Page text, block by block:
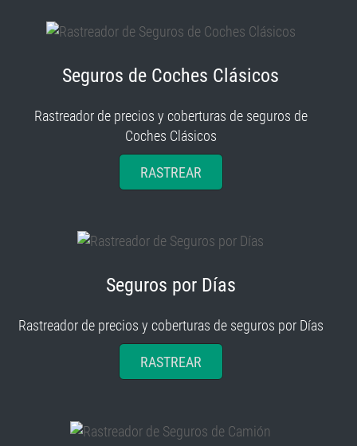
Seguros de Coches Clásicos
Rastreador de precios y coberturas de seguros de
Coches Clásicos
RASTREAR
Seguros por Días
Rastreador de precios y coberturas de seguros por Días
RASTREAR